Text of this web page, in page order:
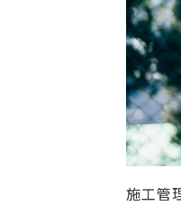
施工管